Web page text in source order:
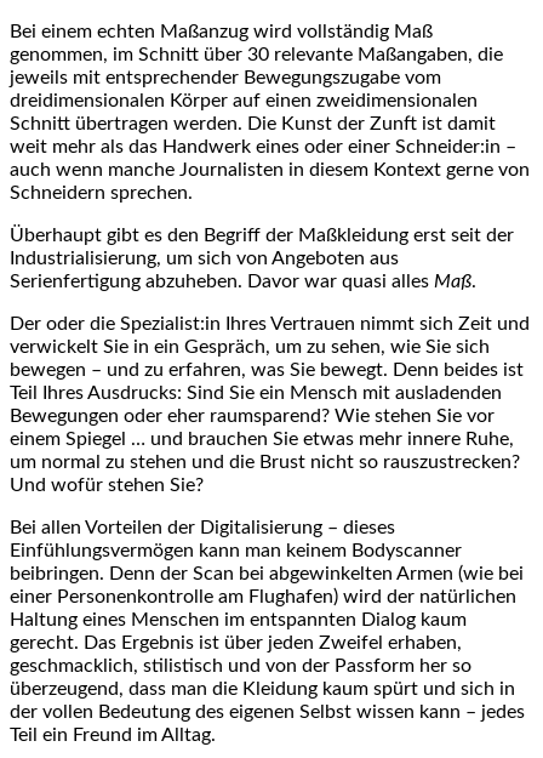
Bei einem echten Maßanzug wird vollständig Maß
genommen, im Schnitt über 30 relevante Maßangaben, die
jeweils mit entsprechender Bewegungszugabe vom
dreidimensionalen Körper auf einen zweidimensionalen
Schnitt übertragen werden. Die Kunst der Zunft ist damit
weit mehr als das Handwerk eines oder einer Schneider:in –
auch wenn manche Journalisten in diesem Kontext gerne von
Schneidern sprechen.
Überhaupt gibt es den Begriff der Maßkleidung erst seit der
Industrialisierung, um sich von Angeboten aus
Serienfertigung abzuheben. Davor war quasi alles Maß.
Der oder die Spezialist:in Ihres Vertrauen nimmt sich Zeit und
verwickelt Sie in ein Gespräch, um zu sehen, wie Sie sich
bewegen – und zu erfahren, was Sie bewegt. Denn beides ist
Teil Ihres Ausdrucks: Sind Sie ein Mensch mit ausladenden
Bewegungen oder eher raumsparend? Wie stehen Sie vor
einem Spiegel … und brauchen Sie etwas mehr innere Ruhe,
um normal zu stehen und die Brust nicht so rauszustrecken?
Und wofür stehen Sie?
Bei allen Vorteilen der Digitalisierung – dieses
Einfühlungsvermögen kann man keinem Bodyscanner
beibringen. Denn der Scan bei abgewinkelten Armen (wie bei
einer Personenkontrolle am Flughafen) wird der natürlichen
Haltung eines Menschen im entspannten Dialog kaum
gerecht. Das Ergebnis ist über jeden Zweifel erhaben,
geschmacklich, stilistisch und von der Passform her so
überzeugend, dass man die Kleidung kaum spürt und sich in
der vollen Bedeutung des eigenen Selbst wissen kann – jedes
Teil ein Freund im Alltag.